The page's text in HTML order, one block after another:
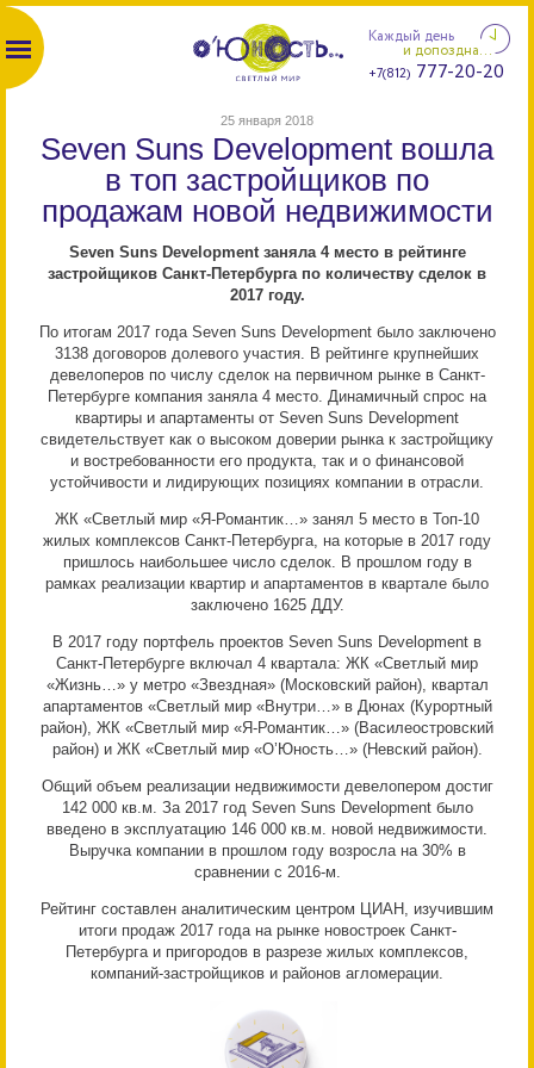
Каждый день
и допоздна...
+7(812) 777-20-20
25 января 2018
Seven Suns Development вошла
в топ застройщиков по
продажам новой недвижимости
Seven Suns Development заняла 4 место в рейтинге
застройщиков Санкт-Петербурга по количеству сделок в
2017 году.
По итогам 2017 года Seven Suns Development было заключено
3138 договоров долевого участия. В рейтинге крупнейших
девелоперов по числу сделок на первичном рынке в Санкт-
Петербурге компания заняла 4 место. Динамичный спрос на
квартиры и апартаменты от Seven Suns Development
свидетельствует как о высоком доверии рынка к застройщику
и востребованности его продукта, так и о финансовой
устойчивости и лидирующих позициях компании в отрасли.
ЖК «Светлый мир «Я-Романтик…» занял 5 место в Топ-10
жилых комплексов Санкт-Петербурга, на которые в 2017 году
пришлось наибольшее число сделок. В прошлом году в
рамках реализации квартир и апартаментов в квартале было
заключено 1625 ДДУ.
В 2017 году портфель проектов Seven Suns Development в
Санкт-Петербурге включал 4 квартала: ЖК «Светлый мир
«Жизнь…» у метро «Звездная» (Московский район), квартал
апартаментов «Светлый мир «Внутри…» в Дюнах (Курортный
район), ЖК «Светлый мир «Я-Романтик…» (Василеостровский
район) и ЖК «Светлый мир «О’Юность…» (Невский район).
Общий объем реализации недвижимости девелопером достиг
142 000 кв.м. За 2017 год Seven Suns Development было
введено в эксплуатацию 146 000 кв.м. новой недвижимости.
Выручка компании в прошлом году возросла на 30% в
сравнении с 2016-м.
Рейтинг составлен аналитическим центром ЦИАН, изучившим
итоги продаж 2017 года на рынке новостроек Санкт-
Петербурга и пригородов в разрезе жилых комплексов,
компаний-застройщиков и районов агломерации.